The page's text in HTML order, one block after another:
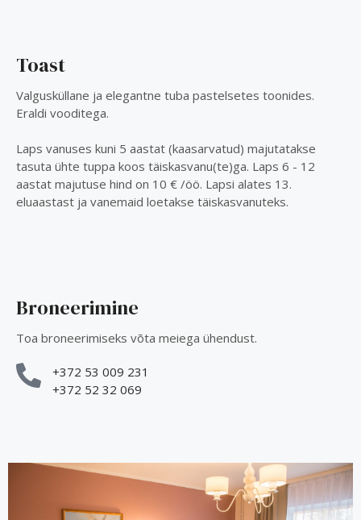
Toast
Valgusküllane ja elegantne tuba pastelsetes toonides.
Eraldi vooditega.
Laps vanuses kuni 5 aastat (kaasarvatud) majutatakse
tasuta ühte tuppa koos täiskasvanu(te)ga. Laps 6 - 12
aastat majutuse hind on 10 € /öö. Lapsi alates 13.
eluaastast ja vanemaid loetakse täiskasvanuteks.
Broneerimine
Toa broneerimiseks võta meiega ühendust.
+372 53 009 231
+372 52 32 069